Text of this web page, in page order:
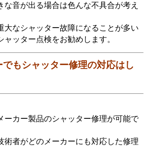
な音が出る場合は色んな不具合が考え
大なシャッター故障になることが多い
ャッター点検をお勧めします。
でもシャッター修理の対応はし
ーカー製品のシャッター修理が可能で
術者がどのメーカーにも対応した修理